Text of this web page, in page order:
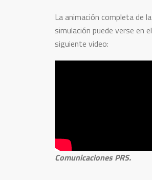
La animación completa de la
simulación puede verse en el
siguiente video:
Comunicaciones PRS.